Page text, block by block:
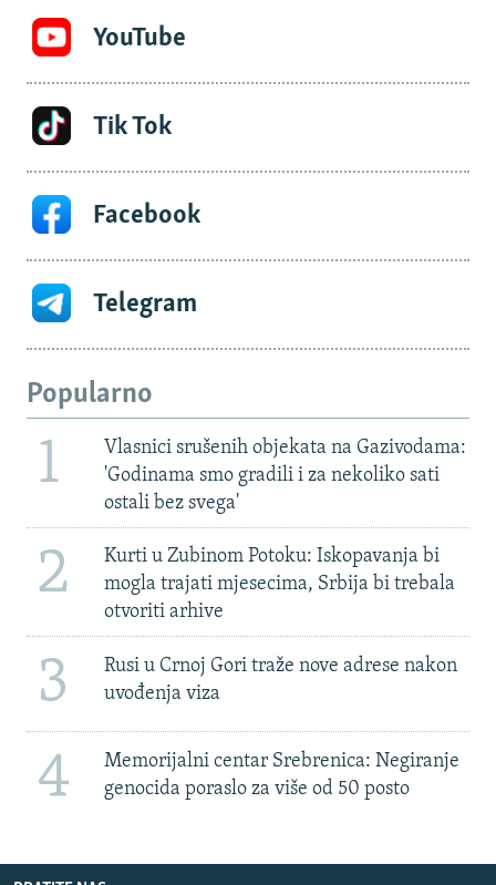
YouTube
Tik Tok
Facebook
Telegram
Popularno
1
Vlasnici srušenih objekata na Gazivodama:
'Godinama smo gradili i za nekoliko sati
ostali bez svega'
2
Kurti u Zubinom Potoku: Iskopavanja bi
mogla trajati mjesecima, Srbija bi trebala
otvoriti arhive
3
Rusi u Crnoj Gori traže nove adrese nakon
uvođenja viza
4
Memorijalni centar Srebrenica: Negiranje
genocida poraslo za više od 50 posto